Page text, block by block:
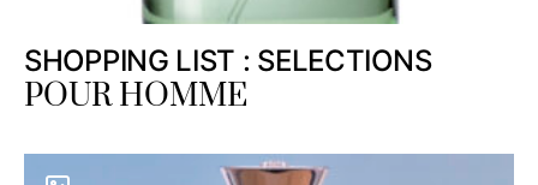
SHOPPING LIST : SELECTIONS
POUR HOMME